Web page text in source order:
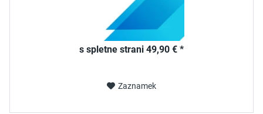
s spletne strani 49,90 € *
Zaznamek